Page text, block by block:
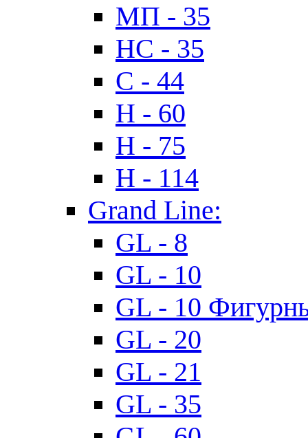
МП - 35
HC - 35
C - 44
H - 60
H - 75
H - 114
Grand Line:
GL - 8
GL - 10
GL - 10
GL - 20
GL - 21
GL - 35